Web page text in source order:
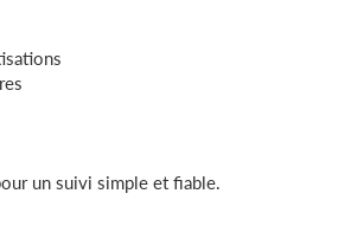
un suivi simple et fiable.